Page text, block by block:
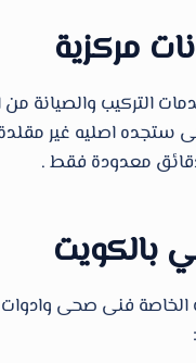
مركزية
اصليه غير مقلدة
معدودة فقط .
بالكويت
فنى صحى